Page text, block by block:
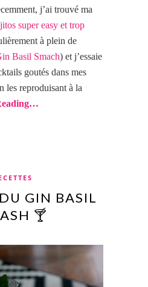
j’ai trouvé ma
super easy et trop
à plein de
Basil Smach) et j’essaie
goutés dans mes
les reproduisant à la
GIN BASIL
🍸